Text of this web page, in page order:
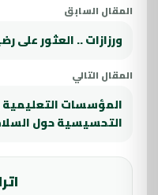
المقال السابق
ورزازات .. العثور على
المقال التالي
المؤسسات التعليمية
التحسيسية حول